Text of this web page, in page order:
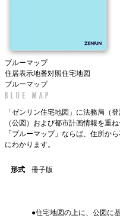
ブルーマップ
住居表示地番対照住宅地図
ブルーマップ
「ゼンリン住宅地図」に法務局（
（公図）および都市計画情報を重
「ブルーマップ」ならば、住所か
にわかります。
形式 冊子版
●住宅地図の上に、公図に